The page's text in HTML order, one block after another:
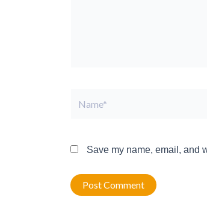
Save my name, email, and